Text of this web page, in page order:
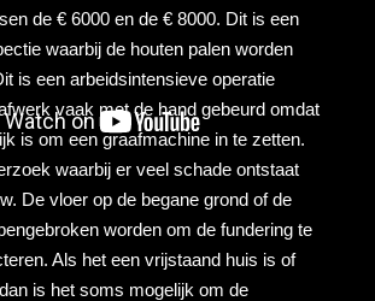
de € 6000 en de € 8000. Dit is een
waarbij de houten palen worden
is een arbeidsintensieve operatie
vaak met de hand gebeurd omdat
is om een graafmachine in te zetten.
waarbij er veel schade ontstaat
De vloer op de begane grond of de
worden om de fundering te
Als het een vrijstaand huis is of
is het soms mogelijk om de